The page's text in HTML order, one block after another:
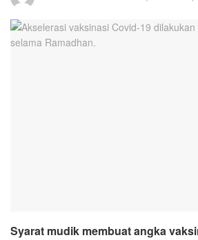
Syarat mudik membuat angka